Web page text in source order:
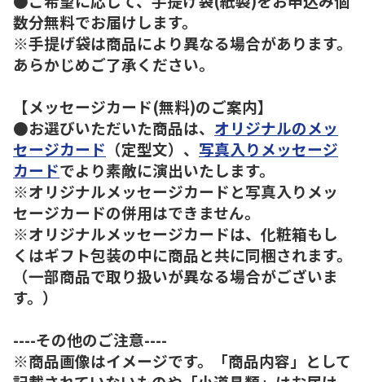
数分無料でお届けします。
※手提げ袋は商品により異なる場合があります。
あらかじめご了承ください。
【メッセージカード(無料)のご案内】
●お選びいただいた商品は、 オリジナルのメッ
セージカード （定型文）、 写真入りメッセージ
カードでより素敵に演出いたします。
※オリジナルメッセージカードと写真入りメッ
セージカードの併用はできません。
※オリジナルメッセージカードは、化粧箱もし
くはギフト包装の中に商品と共に同梱されます。
（一部商品で取り扱いが異なる場合がございま
す。）
----その他のご注意----
※商品画像はイメージです。「商品内容」として